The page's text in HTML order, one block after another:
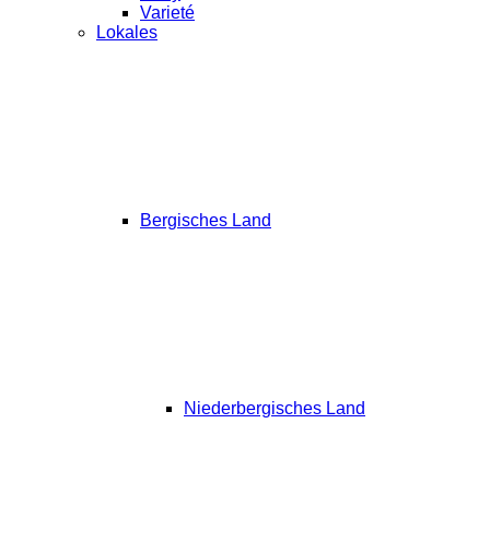
Varieté
Lokales
Bergisches Land
Niederbergisches Land